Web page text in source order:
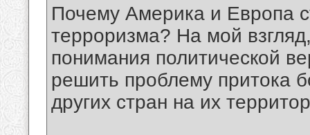
Почему Америка и Европа
терроризма? На мой
понимания политической
решить проблему притока
других стран на их